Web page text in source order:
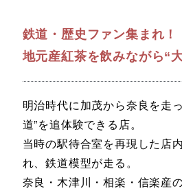
鉄道・歴史ファン集まれ！
地元産紅茶を飲みながら“
明治時代に加茂から奈良を走
道”を追体験できる店。
当時の駅待合室を再現した店
れ、鉄道模型が走る。
奈良・木津川・相楽・信楽産